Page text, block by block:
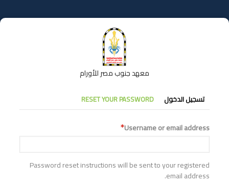
إلى
المحتوى
معهد جنوب مصر للأورام
التبويبات
الأساسية
تسجيل الدخول RESET YOUR PASSWORD
Username or email address
Password reset instructions will be sent to your registered
email address.